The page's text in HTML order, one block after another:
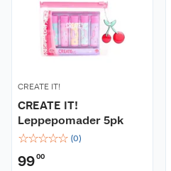
CREATE IT!
CREATE IT!
Leppepomader 5pk
☆☆☆☆☆ (0)
9900
Våre merkevarer
Coop kjeder
Bærekraft
Sikkerhetsdatablad
Ofte stilte spørsmål
Betalingsalternativer
Pakkesporing
Sikkerhetsdatablad
Coop medlem
Retur av el-avfall
Trampoline